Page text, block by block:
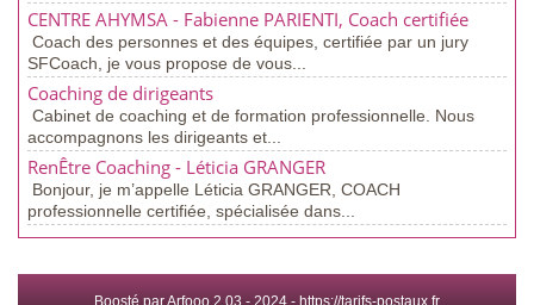
CENTRE AHYMSA - Fabienne PARIENTI, Coach certifiée
Coach des personnes et des équipes, certifiée par un jury
SFCoach, je vous propose de vous...
Coaching de dirigeants
Cabinet de coaching et de formation professionnelle. Nous
accompagnons les dirigeants et...
RenÊtre Coaching - Léticia GRANGER
Bonjour, je m’appelle Léticia GRANGER, COACH
professionnelle certifiée, spécialisée dans...
Boosté par Arfooo 2.03 - 2024 - https://tarifs-postaux.fr